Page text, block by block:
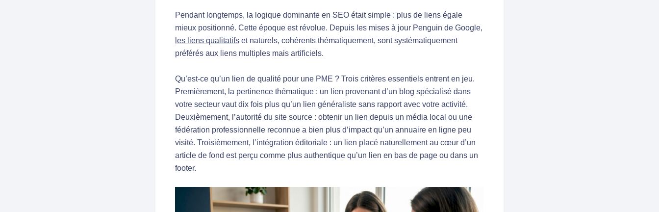
Pendant longtemps, la logique dominante en SEO était simple : plus de liens égale
mieux positionné. Cette époque est révolue. Depuis les mises à jour Penguin de Google,
les liens qualitatifs et naturels, cohérents thématiquement, sont systématiquement
préférés aux liens multiples mais artificiels.
Qu’est-ce qu’un lien de qualité pour une PME ? Trois critères essentiels entrent en jeu.
Premièrement, la pertinence thématique : un lien provenant d’un blog spécialisé dans
votre secteur vaut dix fois plus qu’un lien généraliste sans rapport avec votre activité.
Deuxièmement, l’autorité du site source : obtenir un lien depuis un média local ou une
fédération professionnelle reconnue a bien plus d’impact qu’un annuaire en ligne peu
visité. Troisièmement, l’intégration éditoriale : un lien placé naturellement au cœur d’un
article de fond est perçu comme plus authentique qu’un lien en bas de page ou dans un
footer.